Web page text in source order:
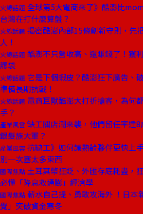
火線話題 全球第5大電商來了》酷澎比
台灣在打什麼算盤？
火線話題 揭密酷澎內部15條創新守則，先
人！
火線話題 酷澎不只營收高、還賺錢了！獲
膠袋
火線話題 它是下個蝦皮？酷澎狂下廣告、
準備長期抗戰！
火線話題 電商巨獸酷澎大打折搶客，為何
手？
產業風雲 缺工關店潮來襲，他們留任率達
銀髮族大軍？
產業風雲 抗缺工》如何讓熟齡夥伴更快上
別一次塞太多東西
國際焦點 土耳其幣狂貶、外匯存底耗盡，
必懂「降息救通膨」經濟學
國際焦點 薪水自己提、勇敢攻海外 ！日本
覺」突破資金寒冬